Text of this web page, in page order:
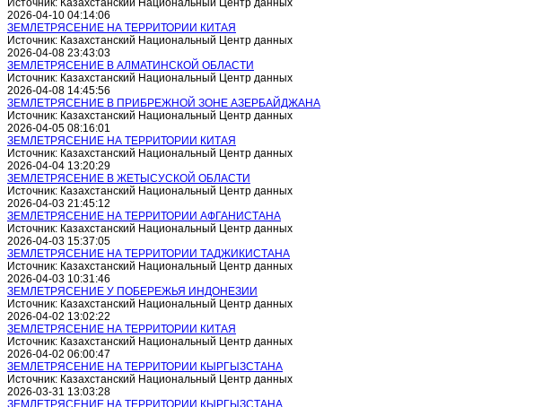
Источник: Казахстанский Национальный Центр данных
2026-04-10 04:14:06
ЗЕМЛЕТРЯСЕНИЕ НА ТЕРРИТОРИИ КИТАЯ
Источник: Казахстанский Национальный Центр данных
2026-04-08 23:43:03
ЗЕМЛЕТРЯСЕНИЕ В АЛМАТИНСКОЙ ОБЛАСТИ
Источник: Казахстанский Национальный Центр данных
2026-04-08 14:45:56
ЗЕМЛЕТРЯСЕНИЕ В ПРИБРЕЖНОЙ ЗОНЕ АЗЕРБАЙДЖАНА
Источник: Казахстанский Национальный Центр данных
2026-04-05 08:16:01
ЗЕМЛЕТРЯСЕНИЕ НА ТЕРРИТОРИИ КИТАЯ
Источник: Казахстанский Национальный Центр данных
2026-04-04 13:20:29
ЗЕМЛЕТРЯСЕНИЕ В ЖЕТЫСУСКОЙ ОБЛАСТИ
Источник: Казахстанский Национальный Центр данных
2026-04-03 21:45:12
ЗЕМЛЕТРЯСЕНИЕ НА ТЕРРИТОРИИ АФГАНИСТАНА
Источник: Казахстанский Национальный Центр данных
2026-04-03 15:37:05
ЗЕМЛЕТРЯСЕНИЕ НА ТЕРРИТОРИИ ТАДЖИКИСТАНА
Источник: Казахстанский Национальный Центр данных
2026-04-03 10:31:46
ЗЕМЛЕТРЯСЕНИЕ У ПОБЕРЕЖЬЯ ИНДОНЕЗИИ
Источник: Казахстанский Национальный Центр данных
2026-04-02 13:02:22
ЗЕМЛЕТРЯСЕНИЕ НА ТЕРРИТОРИИ КИТАЯ
Источник: Казахстанский Национальный Центр данных
2026-04-02 06:00:47
ЗЕМЛЕТРЯСЕНИЕ НА ТЕРРИТОРИИ КЫРГЫЗСТАНА
Источник: Казахстанский Национальный Центр данных
2026-03-31 13:03:28
ЗЕМЛЕТРЯСЕНИЕ НА ТЕРРИТОРИИ КЫРГЫЗСТАНА